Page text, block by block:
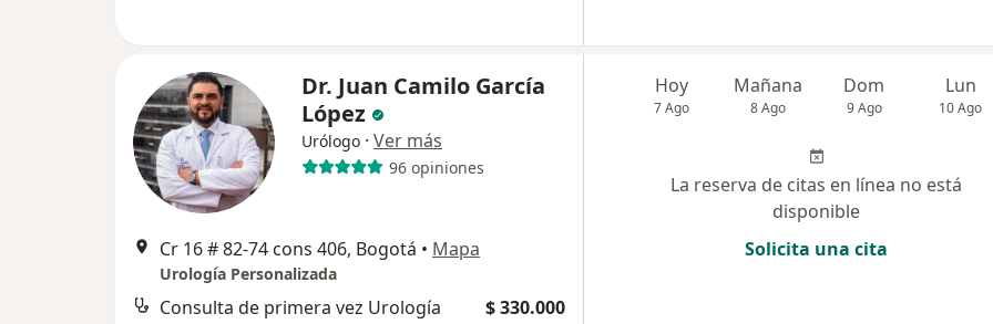
Dr. Juan Camilo García
López
Urólogo · Ver más
96 opiniones
Cr 16 # 82-74 cons 406, Bogotá • Mapa
Urología Personalizada
Consulta de primera vez Urología $ 330.000
Hoy
7 Ago
Mañana
8 Ago
Dom
9 Ago
Lun
10 Ago
La reserva de citas en línea no está
disponible
Solicita una cita